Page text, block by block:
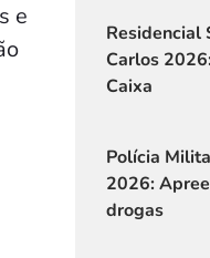
e
Residencial
Carlos
Caixa
Polícia
2026:
drogas